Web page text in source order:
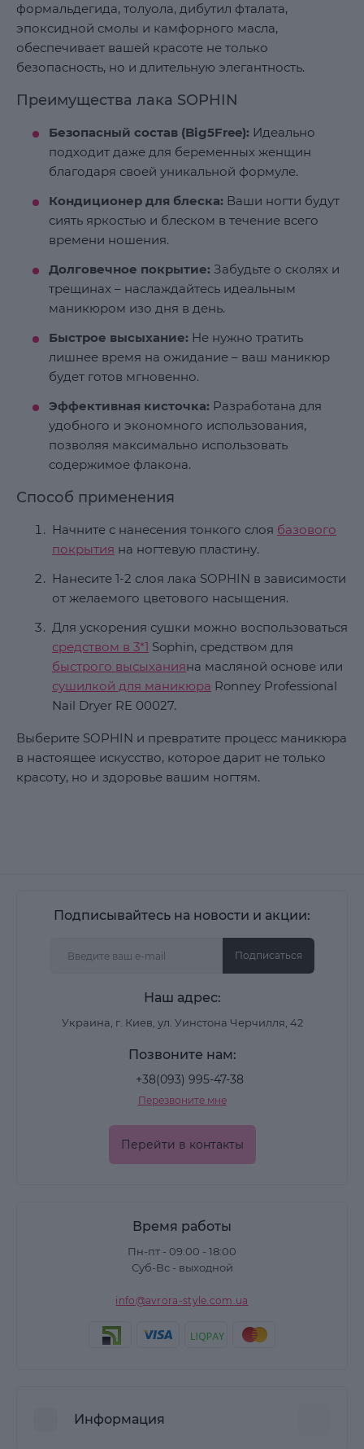
формальдегида, толуола, дибутил фталата,
эпоксидной смолы и камфорного масла,
обеспечивает вашей красоте не только
безопасность, но и длительную элегантность.
Преимущества лака SOPHIN
Безопасный состав (Big5Free): Идеально
подходит даже для беременных женщин
благодаря своей уникальной формуле.
Кондиционер для блеска: Ваши ногти будут
сиять яркостью и блеском в течение всего
времени ношения.
Долговечное покрытие: Забудьте о сколях и
трещинах – наслаждайтесь идеальным
маникюром изо дня в день.
Быстрое высыхание: Не нужно тратить
лишнее время на ожидание – ваш маникюр
будет готов мгновенно.
Эффективная кисточка: Разработана для
удобного и экономного использования,
позволяя максимально использовать
содержимое флакона.
Способ применения
Начните с нанесения тонкого слоя базового
покрытия на ногтевую пластину.
Нанесите 1-2 слоя лака SOPHIN в зависимости
от желаемого цветового насыщения.
Для ускорения сушки можно воспользоваться
средством в 3*1 Sophin, средством для
быстрого высыханияна масляной основе или
сушилкой для маникюра Ronney Professional
Nail Dryer RE 00027.
Выберите SOPHIN и превратите процесс маникюра
в настоящее искусство, которое дарит не только
красоту, но и здоровье вашим ногтям.
Подписывайтесь на новости и акции:
Подписаться
Наш адрес:
Украина, г. Киев, ул. Уинстона Черчилля, 42
Позвоните нам:
+38(093) 995-47-38
Перезвоните мне
Перейти в контакты
Время работы
Пн-пт - 09:00 - 18:00
Суб-Вс - выходной
info@avrora-style.com.ua
Информация